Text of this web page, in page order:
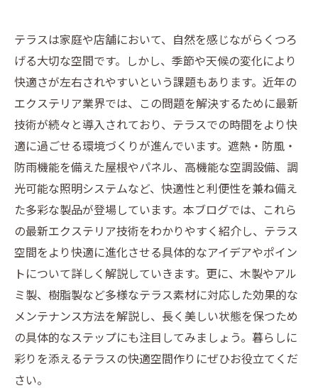
テラスは家庭や店舗において、自然を感じながらくつろ
げる大切な空間です。しかし、季節や天候の変化により
快適さが左右されやすいという課題もあります。近年の
エクステリア業界では、この問題を解決するために最新
技術が続々と導入されており、テラスでの時間をより快
適に過ごせる環境づくりが進んでいます。遮熱・防風・
防雨機能を備えた屋根やパネル、高機能な空調設備、調
光可能な照明システムなど、快適性と利便性を兼ね備え
た多彩な製品が登場しています。本ブログでは、これら
の最新エクステリア技術をわかりやすく紹介し、テラス
空間をより快適に進化させる具体的なアイデアやポイン
トについて詳しく解説していきます。更に、木製やアル
ミ製、樹脂製など多様なテラス素材に対応した効果的な
メンテナンス方法を解説し、長く美しい状態を保つため
の具体的なステップにも注目してみましょう。暮らしに
彩りを添えるテラスの快適空間作りにぜひお役立てくだ
さい。